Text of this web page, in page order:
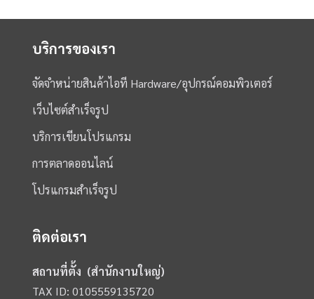
บริการของเรา
จัดจำหน่ายสินค้าไอที Hardware/อุปกรณ์คอมพิวเตอร์
เว็บไซต์สำเร็จรูป
บริการเขียนโปรแกรม
การตลาดออนไลน์
โปรแกรมสำเร็จรูป
ติดต่อเรา
สถานที่ตั้ง (สำนักงานใหญ่)
TAX ID: 0105559135720